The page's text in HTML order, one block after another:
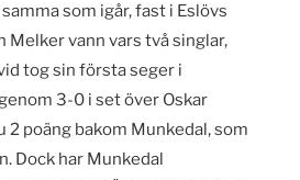
som igår, fast i Eslövs
Melker vann vars två singlar,
tog sin första seger i
3-0 i set över Oskar
2 poäng bakom Munkedal, som
Dock har Munkedal